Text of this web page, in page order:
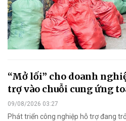
“Mở lối” cho doanh
trợ vào chuỗi cung ứng
09/08/2026 03:27
Phát triển công nghiệp hỗ trợ đang